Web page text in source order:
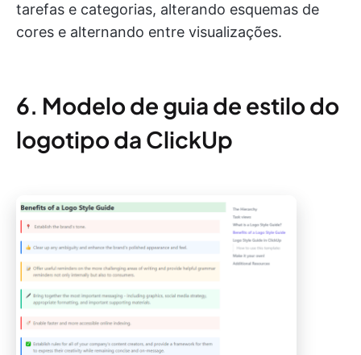
tarefas e categorias, alterando esquemas de
cores e alternando entre visualizações.
6. Modelo de guia de estilo do
logotipo da ClickUp